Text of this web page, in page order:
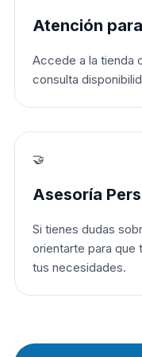
Atención
Accede a la tienda
consulta
🤝
Asesoría
Si tienes dudas
orientarte para que
tus necesidades.